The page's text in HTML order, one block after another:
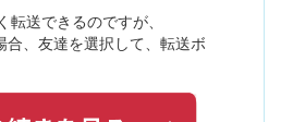
送できるのですが、
合、友達を選択して、転送ボ